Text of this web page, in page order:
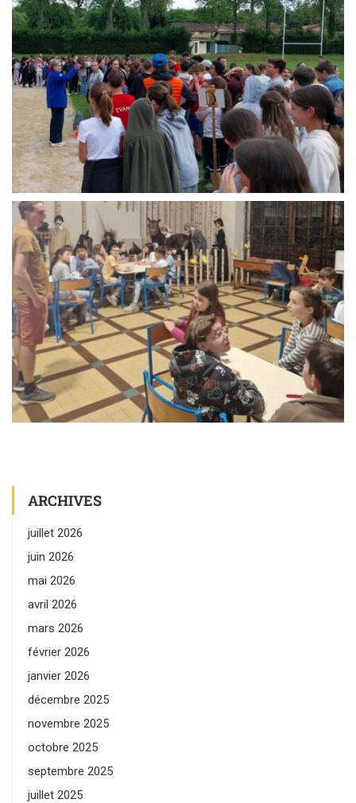
ARCHIVES
juillet 2026
juin 2026
mai 2026
avril 2026
mars 2026
février 2026
janvier 2026
décembre 2025
novembre 2025
octobre 2025
septembre 2025
juillet 2025